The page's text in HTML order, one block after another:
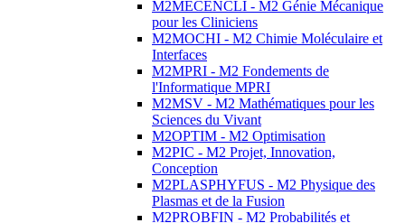
M2MECENCLI - M2 Génie Mécanique
pour les Cliniciens
M2MOCHI - M2 Chimie Moléculaire et
Interfaces
M2MPRI - M2 Fondements de
l'Informatique MPRI
M2MSV - M2 Mathématiques pour les
Sciences du Vivant
M2OPTIM - M2 Optimisation
M2PIC - M2 Projet, Innovation,
Conception
M2PLASPHYFUS - M2 Physique des
Plasmas et de la Fusion
M2PROBFIN - M2 Probabilités et